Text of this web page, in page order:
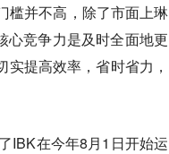
槛并不高，除了市面上琳
心竞争力是及时全面地更
提高效率，省时省力，
IBK在今年8月1日开始运